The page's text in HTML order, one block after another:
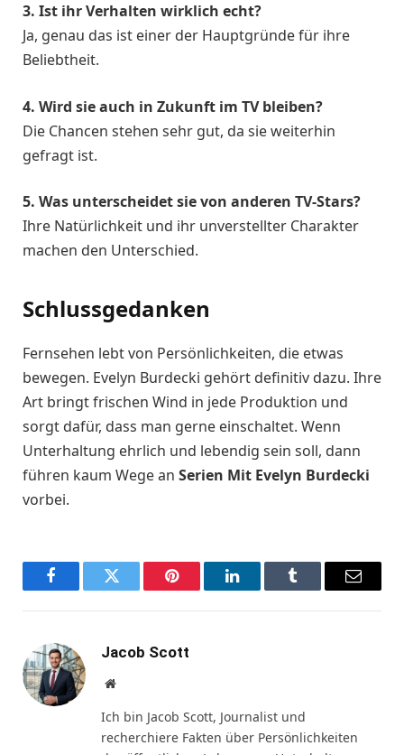
3. Ist ihr Verhalten wirklich echt?
Ja, genau das ist einer der Hauptgründe für ihre
Beliebtheit.
4. Wird sie auch in Zukunft im TV bleiben?
Die Chancen stehen sehr gut, da sie weiterhin
gefragt ist.
5. Was unterscheidet sie von anderen TV-Stars?
Ihre Natürlichkeit und ihr unverstellter Charakter
machen den Unterschied.
Schlussgedanken
Fernsehen lebt von Persönlichkeiten, die etwas
bewegen. Evelyn Burdecki gehört definitiv dazu. Ihre
Art bringt frischen Wind in jede Produktion und
sorgt dafür, dass man gerne einschaltet. Wenn
Unterhaltung ehrlich und lebendig sein soll, dann
führen kaum Wege an Serien Mit Evelyn Burdecki
vorbei.
FacebookTwitter Pinterest LinkedInTumblr Email
Jacob Scott
Website
Ich bin Jacob Scott, Journalist und
recherchiere Fakten über Persönlichkeiten